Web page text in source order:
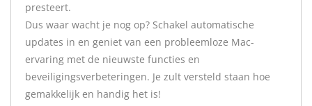
presteert.
Dus waar wacht je nog op? Schakel automatische
updates in en geniet van een probleemloze Mac-
ervaring met de nieuwste functies en
beveiligingsverbeteringen. Je zult versteld staan ​​hoe
gemakkelijk en handig het is!